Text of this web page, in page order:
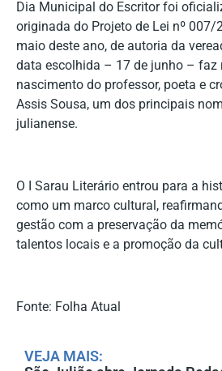
Dia Municipal do Escritor foi
originada do Projeto de Lei nº 007/
maio deste ano, de autoria da
data escolhida – 17 de junho – faz
nascimento do professor, poeta e
Assis Sousa, um dos principais
julianense.
O I Sarau Literário entrou para a
como um marco cultural,
gestão com a preservação da
talentos locais e a promoção da
Fonte: Folha Atual
VEJA MAIS: